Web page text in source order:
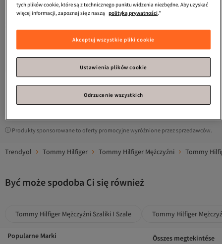
SZALIK Z BAWEŁNY
Darmowa wysyłka
Tommy Hilfiger
256,
Produkty sponsorowane to oferty promocyjne wyróżnione przez sprzedawców.
Trendyol Tommy Hilfiger Tommy Hilfiger Mężczyźni Tommy
Być może spodoba Ci się również
Tommy Hilfiger Mężczyźni Szaliki I Szale Tommy Hilfiger
Popularne Marki Összes megtekintése
tych plików cookie, które są z technicznego punktu widzenia niezbędne. Aby uzyskać
więcej informacji, zapoznaj się z naszą polityką prywatności."
Akceptuj wszystkie pliki cookie
Ustawienia plików cookie
Odrzucenie wszystkich